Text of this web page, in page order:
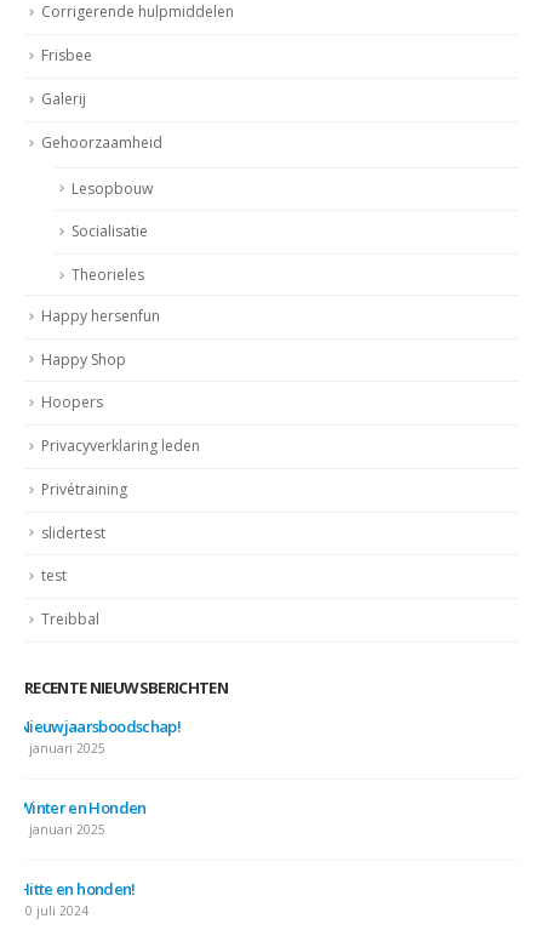
Corrigerende hulpmiddelen
Frisbee
Galerij
Gehoorzaamheid
Lesopbouw
Socialisatie
Theorieles
Happy hersenfun
Happy Shop
Hoopers
Privacyverklaring leden
Privétraining
slidertest
test
Treibbal
RECENTE NIEUWSBERICHTEN
Nieuwjaarsboodschap!
7 januari 2025
Winter en Honden
7 januari 2025
Hitte en honden!
10 juli 2024